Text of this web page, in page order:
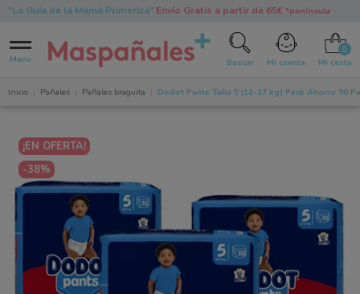
"La Guía de la Mamá Primeriza"Envío Gratis a partir de 65€ *península
Menu Buscar Mi cuenta Mi cesta
Inicio Pañales Pañales braguita Dodot Pants Talla 5 (12-17 kg) Pack Ahorro 90
¡EN OFERTA!
-38%